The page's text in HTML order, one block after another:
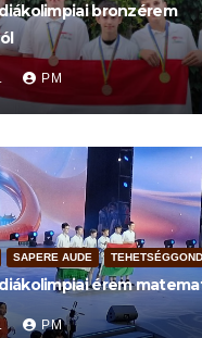
bronzérem
PM
SAPERE AUDE
érem
PM